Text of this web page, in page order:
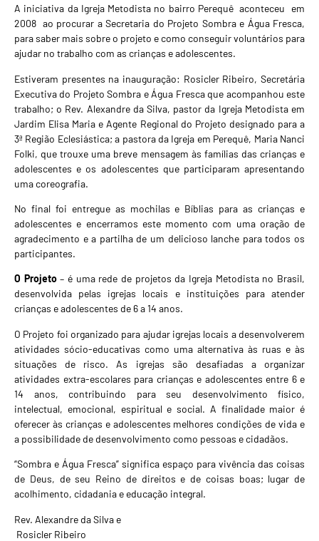
A iniciativa da Igreja Metodista no bairro Perequê aconteceu em
2008 ao procurar a Secretaria do Projeto Sombra e Água Fresca,
para saber mais sobre o projeto e como conseguir voluntários para
ajudar no trabalho com as crianças e adolescentes.
Estiveram presentes na inauguração: Rosicler Ribeiro, Secretária
Executiva do Projeto Sombra e Água Fresca que acompanhou este
trabalho; o Rev. Alexandre da Silva, pastor da Igreja Metodista em
Jardim Elisa Maria e Agente Regional do Projeto designado para a
3ª Região Eclesiástica; a pastora da Igreja em Perequê, Maria Nanci
Folki, que trouxe uma breve mensagem às famílias das crianças e
adolescentes e os adolescentes que participaram apresentando
uma coreografia.
No final foi entregue as mochilas e Bíblias para as crianças e
adolescentes e encerramos este momento com uma oração de
agradecimento e a partilha de um delicioso lanche para todos os
participantes.
O Projeto– é uma rede de projetos da Igreja Metodista no Brasil,
desenvolvida pelas igrejas locais e instituições para atender
crianças e adolescentes de 6 a 14 anos.
O Projeto foi organizado para ajudar igrejas locais a desenvolverem
atividades sócio-educativas como uma alternativa às ruas e às
situações de risco. As igrejas são desafiadas a organizar
atividades extra-escolares para crianças e adolescentes entre 6 e
14 anos, contribuindo para seu desenvolvimento físico,
intelectual, emocional, espiritual e social. A finalidade maior é
oferecer às crianças e adolescentes melhores condições de vida e
a possibilidade de desenvolvimento como pessoas e cidadãos.
“Sombra e Água Fresca” significa espaço para vivência das coisas
de Deus, de seu Reino de direitos e de coisas boas; lugar de
acolhimento, cidadania e educação integral.
Rev. Alexandre da Silva e
Rosicler Ribeiro